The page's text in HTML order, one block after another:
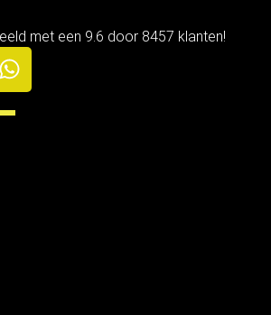
met een 9.6 door 8457 klanten!